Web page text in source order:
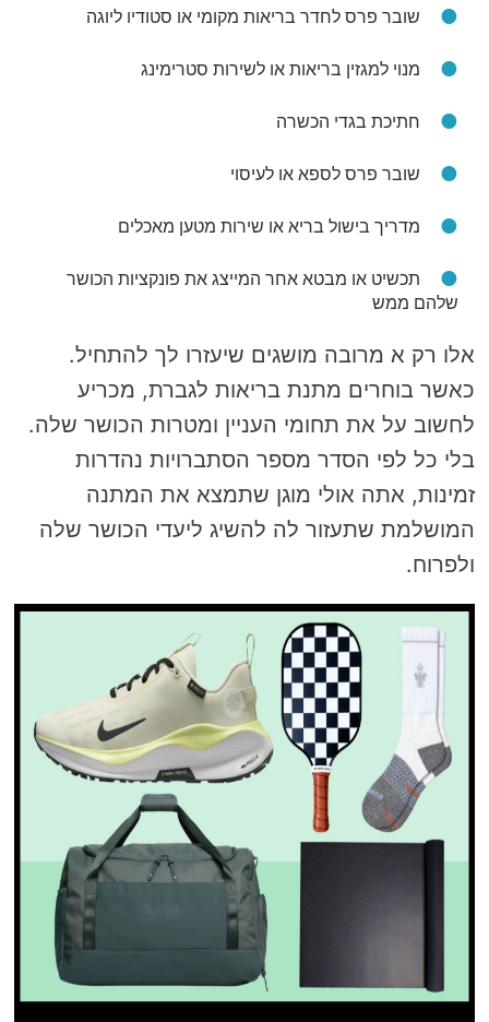
שובר פרס לחדר בריאות מקומי או סטודיו ליוגה
מנוי למגזין בריאות או לשירות סטרימינג
חתיכת בגדי הכשרה
שובר פרס לספא או לעיסוי
מדריך בישול בריא או שירות מטען מאכלים
תכשיט או מבטא אחר המייצג את פונקציות הכושר
שלהם ממש
אלו רק א מרובה מושגים שיעזרו לך להתחיל.
כאשר בוחרים מתנת בריאות לגברת, מכריע
לחשוב על את תחומי העניין ומטרות הכושר שלה.
בלי כל לפי הסדר מספר הסתברויות נהדרות
זמינות, אתה אולי מוגן שתמצא את המתנה
המושלמת שתעזור לה להשיג ליעדי הכושר שלה
ולפרוח.